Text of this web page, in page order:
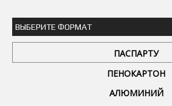
ВЫБЕРИТЕ ФОРМАТ
ПАСПАРТУ
ПЕНОКАРТОН
АЛЮМИНИЙ